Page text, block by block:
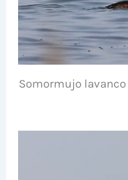
Somormujo lavanco